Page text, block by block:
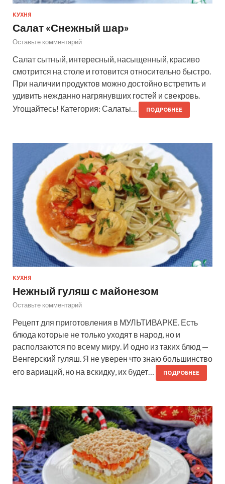
КУХНЯ
Салат «Снежный шар»
Оставьте комментарий
Салат сытный, интересный, насыщенный, красиво
смотрится на столе и готовится относительно быстро.
При наличии продуктов можно достойно встретить и
удивить нежданно нагрянувших гостей и свекровь.
Угощайтесь! Категория: Салаты…
ПОДРОБНЕЕ
КУХНЯ
Нежный гуляш с майонезом
Оставьте комментарий
Рецепт для приготовления в МУЛЬТИВАРКЕ. Есть
блюда которые не только уходят в народ, но и
расползаются по всему миру. И одно из таких блюд —
Венгерский гуляш. Я не уверен что знаю большинство
его вариаций, но на вскидку, их будет…
ПОДРОБНЕЕ